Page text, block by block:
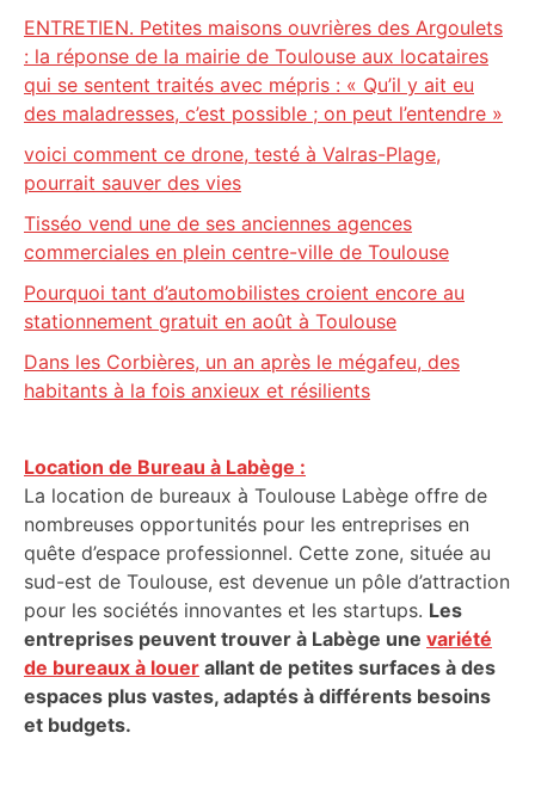
ENTRETIEN. Petites maisons ouvrières des Argoulets
: la réponse de la mairie de Toulouse aux locataires
qui se sentent traités avec mépris : « Qu’il y ait eu
des maladresses, c’est possible ; on peut l’entendre »
voici comment ce drone, testé à Valras-Plage,
pourrait sauver des vies
Tisséo vend une de ses anciennes agences
commerciales en plein centre-ville de Toulouse
Pourquoi tant d’automobilistes croient encore au
stationnement gratuit en août à Toulouse
Dans les Corbières, un an après le mégafeu, des
habitants à la fois anxieux et résilients
Location de Bureau à Labège :
La location de bureaux à Toulouse Labège offre de
nombreuses opportunités pour les entreprises en
quête d’espace professionnel. Cette zone, située au
sud-est de Toulouse, est devenue un pôle d’attraction
pour les sociétés innovantes et les startups. Les
entreprises peuvent trouver à Labège une variété
de bureaux à louer allant de petites surfaces à des
espaces plus vastes, adaptés à différents besoins
et budgets.